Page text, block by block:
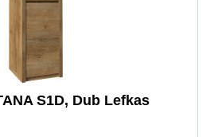
S1D, Dub Lefkas